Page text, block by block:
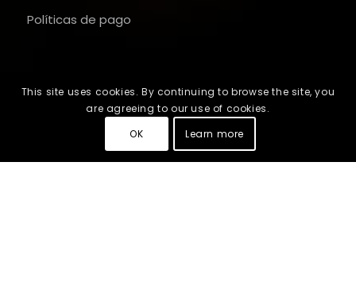
Políticas de pago
This site uses cookies. By continuing to browse the site, you
are agreeing to our use of cookies.
OK
Learn more